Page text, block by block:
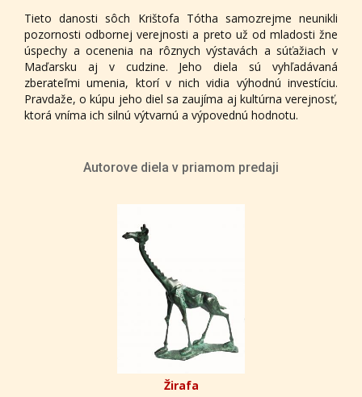
Tieto danosti sôch Krištofa Tótha samozrejme neunikli
pozornosti odbornej verejnosti a preto už od mladosti žne
úspechy a ocenenia na rôznych výstavách a súťažiach v
Maďarsku aj v cudzine. Jeho diela sú vyhľadávaná
zberateľmi umenia, ktorí v nich vidia výhodnú investíciu.
Pravdaže, o kúpu jeho diel sa zaujíma aj kultúrna verejnosť,
ktorá vníma ich silnú výtvarnú a výpovednú hodnotu.
Autorove diela v priamom predaji
Žirafa